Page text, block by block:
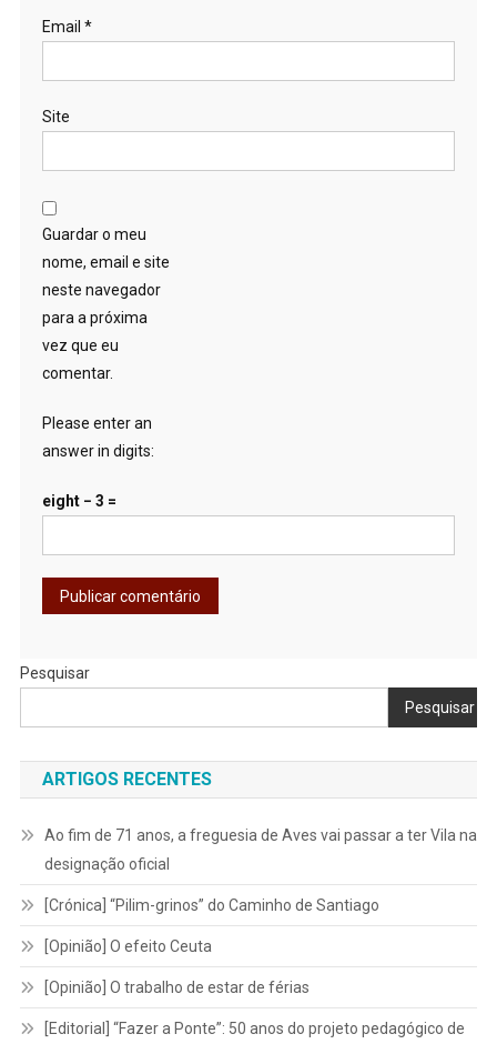
Email *
Site
Guardar o meu
nome, email e site
neste navegador
para a próxima
vez que eu
comentar.
Please enter an
answer in digits:
eight − 3 =
Pesquisar
Pesquisar
ARTIGOS RECENTES
Ao fim de 71 anos, a freguesia de Aves vai passar a ter Vila na
designação oficial
[Crónica] “Pilim-grinos” do Caminho de Santiago
[Opinião] O efeito Ceuta
[Opinião] O trabalho de estar de férias
[Editorial] “Fazer a Ponte”: 50 anos do projeto pedagógico de